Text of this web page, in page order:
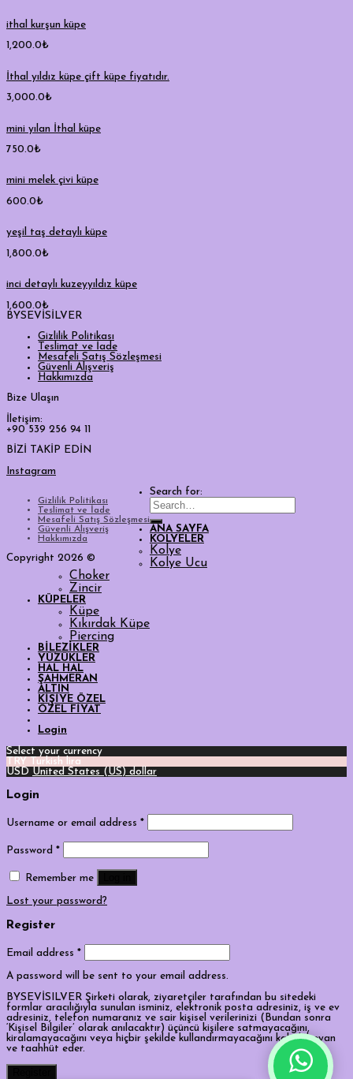
ithal kurşun küpe
1,200.0₺
İthal yıldız küpe çift küpe fiyatıdır.
3,000.0₺
mini yılan İthal küpe
750.0₺
mini melek çivi küpe
600.0₺
yeşil taş detaylı küpe
1,800.0₺
inci detaylı kuzeyyıldız küpe
1,600.0₺
BYSEVİSİLVER
Gizlilik Politikası
Teslimat ve İade
Mesafeli Satış Sözleşmesi
Güvenli Alışveriş
Hakkımızda
Bize Ulaşın
İletişim:
+90 539 256 94 11
BİZİ TAKİP EDİN
Instagram
Gizlilik Politikası
Teslimat ve İade
Mesafeli Satış Sözleşmesi
Güvenli Alışveriş
Hakkımızda
Copyright 2026 ©
Search for:
ANA SAYFA
KOLYELER
Kolye
Kolye Ucu
Choker
Zincir
KÜPELER
Küpe
Kıkırdak Küpe
Piercing
BİLEZİKLER
YÜZÜKLER
HAL HAL
ŞAHMERAN
ALTIN
KİŞİYE ÖZEL
ÖZEL FİYAT
Login
Select your currency
TRY
Turkish lira
USD United States (US) dollar
Login
Username or email address *
Password *
Remember me
Lost your password?
Register
Email address *
A password will be sent to your email address.
BYSEVİSILVER Şirketi olarak, ziyaretçiler tarafından bu sitedeki
formlar aracılığıyla sunulan isminiz, elektronik posta adresiniz, iş ve ev
adresiniz, telefon numaranız ve sair kişisel verilerinizi (Bundan sonra
‘Kişisel Bilgiler’ olarak anılacaktır) üçüncü kişilere satmayacağını,
kiralamayacağını veya hiçbir şekilde kullandırmayacağını kabul, beyan
ve taahhüt eder.